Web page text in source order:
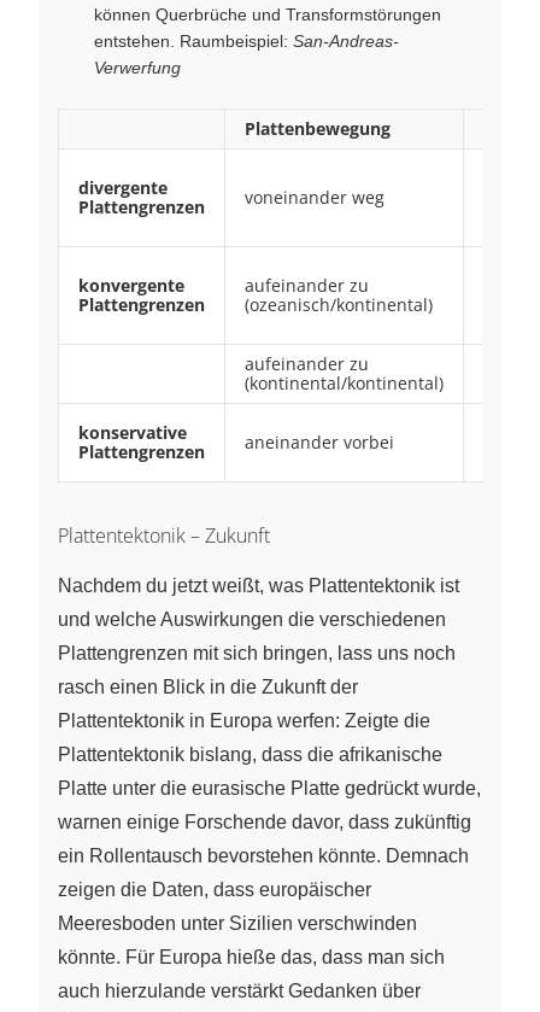
können Querbrüche und Transformstörungen
entstehen. Raumbeispiel: San-Andreas-
Verwerfung
Plattenbewegung
divergente
Plattengrenzen
voneinander weg
konvergente
Plattengrenzen
aufeinander zu
(ozeanisch/kontinental)
aufeinander zu
(kontinental/kontinental)
konservative
Plattengrenzen
aneinander vorbei
Plattentektonik – Zukunft
Nachdem du jetzt weißt, was Plattentektonik ist
und welche Auswirkungen die verschiedenen
Plattengrenzen mit sich bringen, lass uns noch
rasch einen Blick in die Zukunft der
Plattentektonik in Europa werfen: Zeigte die
Plattentektonik bislang, dass die afrikanische
Platte unter die eurasische Platte gedrückt wurde,
warnen einige Forschende davor, dass zukünftig
ein Rollentausch bevorstehen könnte. Demnach
zeigen die Daten, dass europäischer
Meeresboden unter Sizilien verschwinden
könnte. Für Europa hieße das, dass man sich
auch hierzulande verstärkt Gedanken über